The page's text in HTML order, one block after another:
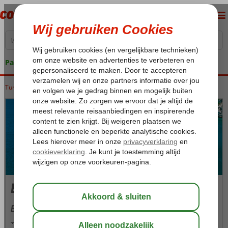
Pakketgarantie
Home
Turkije Egeische kust Blue Cruises
Blue Cruises
Blue Cruises
Turkije staat bekend om haar vele mooie dorpjes, afgelegen en